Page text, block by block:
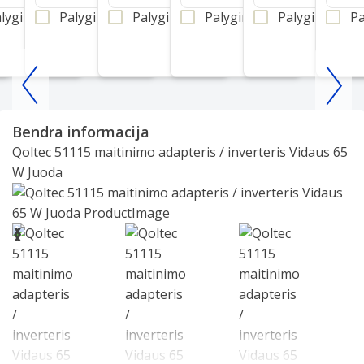
Palyginti
Palyginti
Palyginti
Palyginti
Item
25
Bendra informacija
Qoltec 51115 maitinimo adapteris / inverteris Vidaus 65
W Juoda
Slide 1 of 6
❮
❯